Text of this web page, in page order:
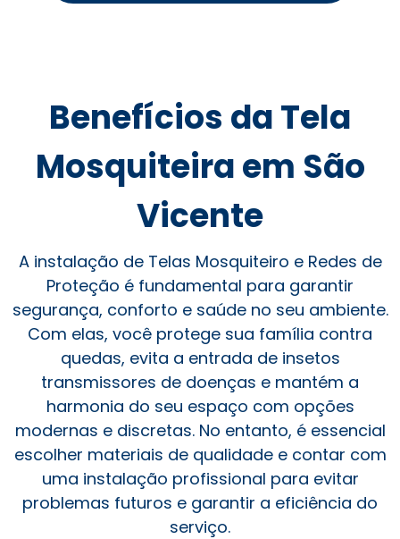
Benefícios da Tela
Mosquiteira em São
Vicente
A instalação de Telas Mosquiteiro e Redes de
Proteção é fundamental para garantir
segurança, conforto e saúde no seu ambiente.
Com elas, você protege sua família contra
quedas, evita a entrada de insetos
transmissores de doenças e mantém a
harmonia do seu espaço com opções
modernas e discretas. No entanto, é essencial
escolher materiais de qualidade e contar com
uma instalação profissional para evitar
problemas futuros e garantir a eficiência do
serviço.